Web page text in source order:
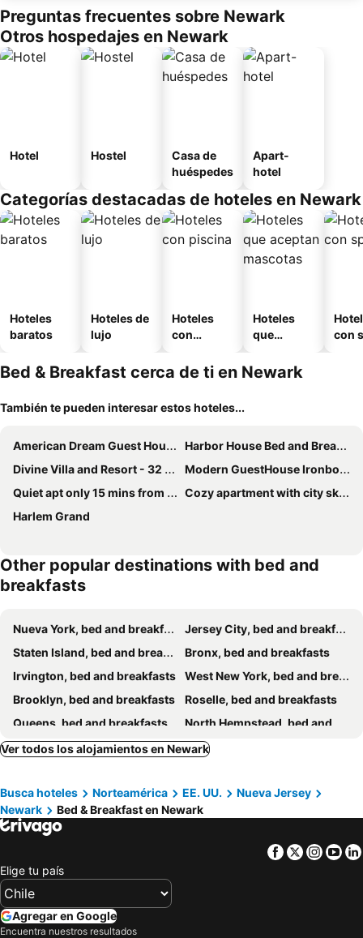
Preguntas frecuentes sobre Newark
Otros hospedajes en Newark
Hotel Hostel
Casa de
huéspedes
Apart-
hotel
Categorías destacadas de hoteles en Newark
Hoteles
baratos
Hoteles de
lujo
Hoteles
con
Hoteles
que
mascotas
con
Bed & Breakfast cerca de ti en Newark
También te pueden interesar estos hoteles...
American Dream Guest House
Harbor House Bed and Breakfast
Divine Villa and Resort - 32 Evergreen
Modern GuestHouse Ironbound Newark with KITCHEN-FastTrainToNYC-OneStopToAirport
Quiet apt only 15 mins from Midtown NYC
Cozy apartment with city skyline. Easy commute midtown Manhattan.
Harlem Grand
Other popular destinations with bed and
breakfasts
Nueva York, bed and breakfasts
Jersey City, bed and breakfasts
Staten Island, bed and breakfasts
Bronx, bed and breakfasts
Irvington, bed and breakfasts
West New York, bed and breakfasts
Brooklyn, bed and breakfasts
Roselle, bed and breakfasts
Queens, bed and breakfasts
North Hempstead, bed and breakfasts
North Bergen, bed and breakfasts
White Plains, bed and breakfasts
Basking Ridge, bed and breakfasts
Somerset, bed and breakfasts
Uniondale, bed and breakfasts
Orange, bed and breakfasts
Guttenberg, bed and breakfasts
Ver todos los alojamientos en Newark
Busca hoteles Norteamérica EE. UU.
Nueva Jersey
Newark
Bed & Breakfast en Newark
Facebook
Twitter
Elige tu país
Agregar en Google
Encuentra nuestros resultados